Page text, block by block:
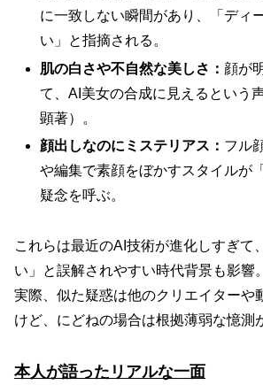
に一致しない瞬間があり、「ディ
い」と指摘される。
肌の白さや不自然な美しさ： 顔が
て、AI美女の合成に見えるという
顕著）。
顔出しなのにミステリアス： フル
や編集で素顔をぼかすスタイルが
疑念を呼ぶ。
これらは最近のAI技術が進化しすぎて
い」と誤解されやすい時代背景も影響。
実際、似た疑惑は他のクリエイターや
けど、にどねの場合は根拠薄弱な憶測
本人が語ったリアルな一面